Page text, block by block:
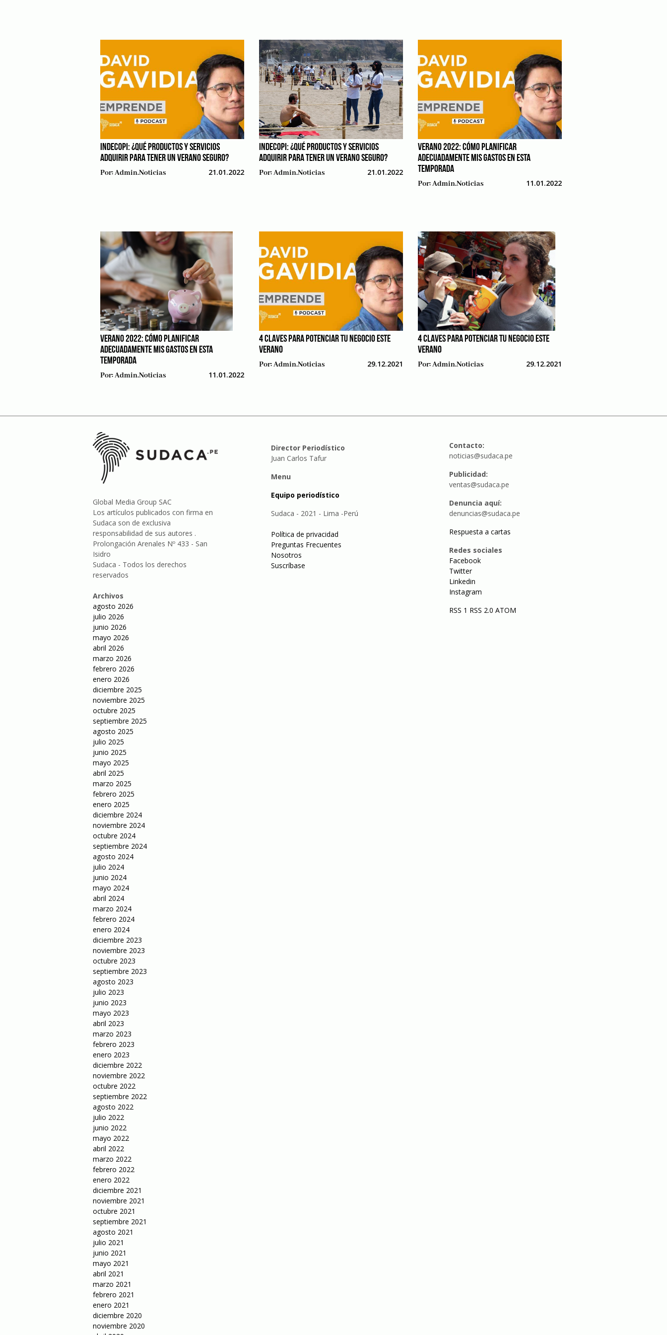
INDECOPI: ¿QUÉ PRODUCTOS Y SERVICIOS
ADQUIRIR PARA TENER UN VERANO SEGURO?
Por:Admin.noticias 21.01.2022
INDECOPI: ¿QUÉ PRODUCTOS Y SERVICIOS
ADQUIRIR PARA TENER UN VERANO SEGURO?
Por:Admin.noticias 21.01.2022
VERANO 2022: CÓMO PLANIFICAR
ADECUADAMENTE MIS GASTOS EN ESTA
TEMPORADA
Por:Admin.noticias 11.01.2022
VERANO 2022: CÓMO PLANIFICAR
ADECUADAMENTE MIS GASTOS EN ESTA
TEMPORADA
Por:Admin.noticias 11.01.2022
4 CLAVES PARA POTENCIAR TU NEGOCIO ESTE
VERANO
Por:Admin.noticias 29.12.2021
4 CLAVES PARA POTENCIAR TU NEGOCIO ESTE
VERANO
Por:Admin.noticias 29.12.2021
Global Media Group SAC
Los artículos publicados con firma en
Sudaca son de exclusiva
responsabilidad de sus autores .
Prolongación Arenales Nº 433 - San
Isidro
Sudaca - Todos los derechos
reservados
Archivos
agosto 2026
julio 2026
junio 2026
mayo 2026
abril 2026
marzo 2026
febrero 2026
enero 2026
diciembre 2025
noviembre 2025
octubre 2025
septiembre 2025
agosto 2025
julio 2025
junio 2025
mayo 2025
abril 2025
marzo 2025
febrero 2025
enero 2025
diciembre 2024
noviembre 2024
octubre 2024
septiembre 2024
agosto 2024
julio 2024
junio 2024
mayo 2024
abril 2024
marzo 2024
febrero 2024
enero 2024
diciembre 2023
noviembre 2023
octubre 2023
septiembre 2023
agosto 2023
julio 2023
junio 2023
mayo 2023
abril 2023
marzo 2023
febrero 2023
enero 2023
diciembre 2022
noviembre 2022
octubre 2022
septiembre 2022
agosto 2022
julio 2022
junio 2022
mayo 2022
abril 2022
marzo 2022
febrero 2022
enero 2022
diciembre 2021
noviembre 2021
octubre 2021
septiembre 2021
agosto 2021
julio 2021
junio 2021
mayo 2021
abril 2021
marzo 2021
febrero 2021
enero 2021
diciembre 2020
noviembre 2020
Director Periodístico
Juan Carlos Tafur
Menu
Equipo periodístico
Sudaca - 2021 - Lima -Perú
Política de privacidad
Preguntas Frecuentes
Nosotros
Suscríbase
Contacto:
noticias@sudaca.pe
Publicidad:
ventas@sudaca.pe
Denuncia aquí:
denuncias@sudaca.pe
Respuesta a cartas
Redes sociales
Facebook
Twitter
Linkedin
Instagram
RSS 1 RSS 2.0 ATOM